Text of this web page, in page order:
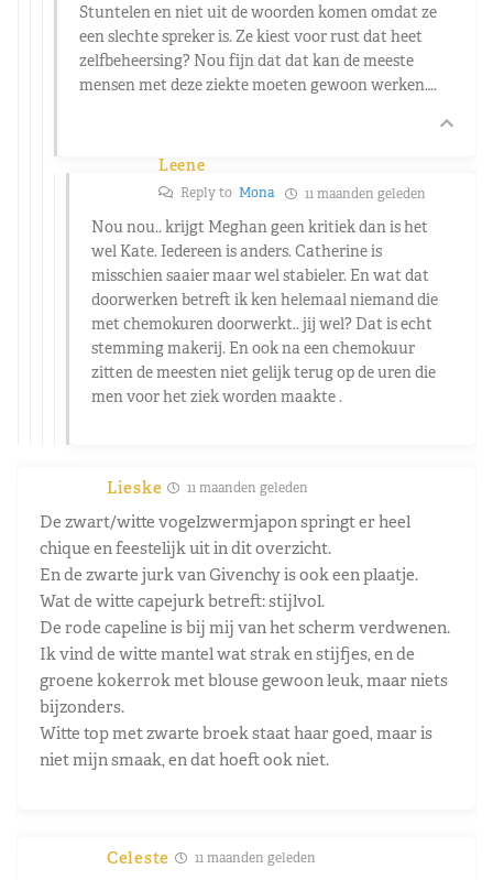
Stuntelen en niet uit de woorden komen omdat ze
een slechte spreker is. Ze kiest voor rust dat heet
zelfbeheersing? Nou fijn dat dat kan de meeste
mensen met deze ziekte moeten gewoon werken….
Leene
Reply to Mona 11 maanden geleden
Nou nou.. krijgt Meghan geen kritiek dan is het
wel Kate. Iedereen is anders. Catherine is
misschien saaier maar wel stabieler. En wat dat
doorwerken betreft ik ken helemaal niemand die
met chemokuren doorwerkt.. jij wel? Dat is echt
stemming makerij. En ook na een chemokuur
zitten de meesten niet gelijk terug op de uren die
men voor het ziek worden maakte .
Lieske 11 maanden geleden
De zwart/witte vogelzwermjapon springt er heel
chique en feestelijk uit in dit overzicht.
En de zwarte jurk van Givenchy is ook een plaatje.
Wat de witte capejurk betreft: stijlvol.
De rode capeline is bij mij van het scherm verdwenen.
Ik vind de witte mantel wat strak en stijfjes, en de
groene kokerrok met blouse gewoon leuk, maar niets
bijzonders.
Witte top met zwarte broek staat haar goed, maar is
niet mijn smaak, en dat hoeft ook niet.
Celeste 11 maanden geleden